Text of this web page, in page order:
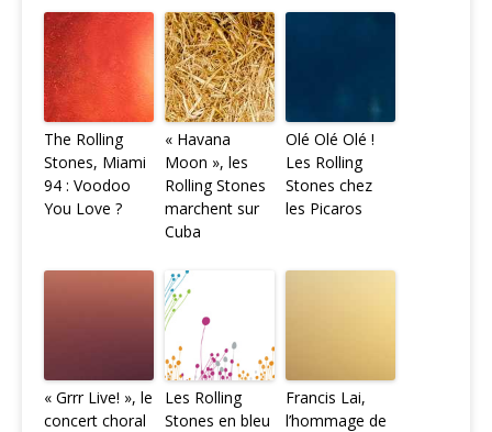
The Rolling
Stones, Miami
94 : Voodoo
You Love ?
« Havana
Moon », les
Rolling Stones
marchent sur
Cuba
Olé Olé Olé !
Les Rolling
Stones chez
les Picaros
« Grrr Live! », le
concert choral
Les Rolling
Stones en bleu
Francis Lai,
l’hommage de